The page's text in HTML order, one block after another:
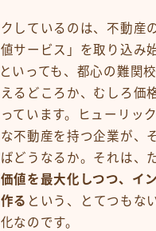
しているのは、不動産
サービス」を取り込み
いっても、都心の難関
るどころか、むしろ価
ています。ヒューリッ
不動産を持つ企業が、
どうなるか。それは、
値を最大化しつつ、イ
る という、とてつもな
なのです。